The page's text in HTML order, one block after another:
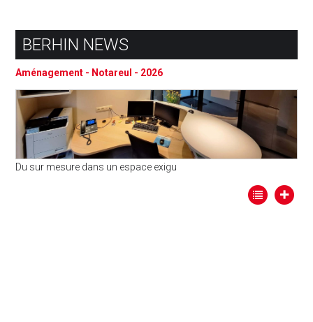
BERHIN NEWS
Aménagement - Notareul - 2026
Du sur mesure dans un espace exigu